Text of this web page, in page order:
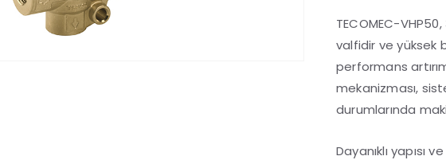
TECOMEC-
valfidir ve yüksek
performans
mekanizması,
durumlarında
Dayanıklı